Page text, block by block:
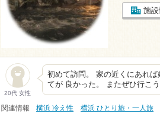
施
20代 女性
初めて訪問。 家の近くにあれ
てが 良かった。 またぜひ行こう
関連情報 横浜 冷え性 横浜 ひとり旅・一人旅